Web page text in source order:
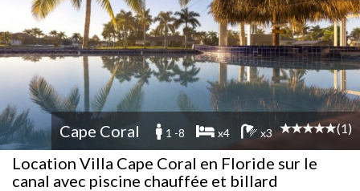
Cape Coral 1 -8 x4 x3 (1)
Location Villa Cape Coral en Floride sur le
canal avec piscine chauffée et billard